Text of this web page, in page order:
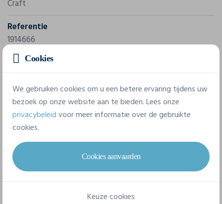
Craft
Referentie
1914666
Samenstelling
7 beschikbare maten
XXS
XXL
Cookies
We gebruiken cookies om u een betere ervaring tijdens uw
bezoek op onze website aan te bieden. Lees onze
privacybeleidvoor meer informatie over de gebruikte
cookies.
Cookies aanvaarden
Keuze cookies